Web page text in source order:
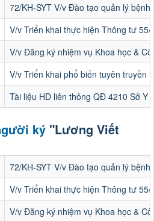
72/KH-SYT V/v Đào tạo quản lý
V/v Triển khai thực hiện Thông tư 55/
V/v Đăng ký nhiệm vụ Khoa học &
V/v Triển khai phổ biến tuyên truyền
Tài liệu HD liên thông QĐ 4210 Sở Y
ký "Lương Viết
72/KH-SYT V/v Đào tạo quản lý
V/v Triển khai thực hiện Thông tư 55/
V/v Đăng ký nhiệm vụ Khoa học &